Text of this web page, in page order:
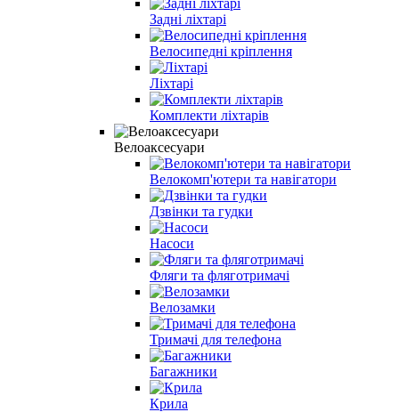
Задні ліхтарі
Велосипедні кріплення
Ліхтарі
Комплекти ліхтарів
Велоаксесуари
Велокомп'ютери та навігатори
Дзвінки та гудки
Насоси
Фляги та фляготримачі
Велозамки
Тримачі для телефона
Багажники
Крила